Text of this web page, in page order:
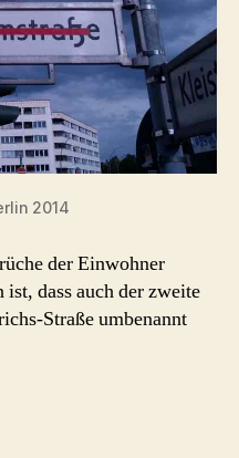
2014
der Einwohner
ist, dass auch der zweite
Straße umbenannt